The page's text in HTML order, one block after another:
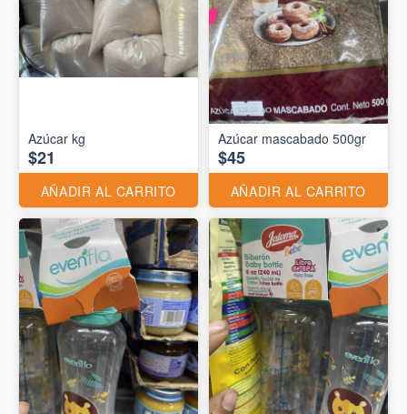
Azúcar kg
$21
AÑADIR AL CARRITO
Azúcar mascabado 500gr
$45
AÑADIR AL CARRITO